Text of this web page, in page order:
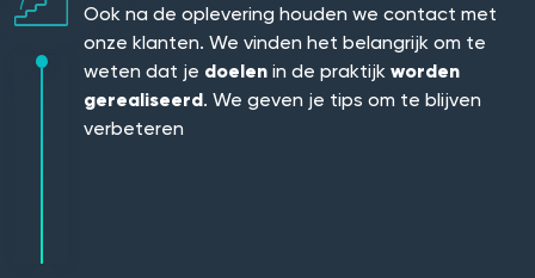
Ook na de oplevering houden we contact met
onze klanten. We vinden het belangrijk om te
weten dat je doelen in de praktijk worden
gerealiseerd. We geven je tips om te blijven
verbeteren